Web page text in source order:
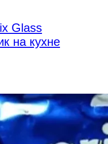
Glass
на кухне